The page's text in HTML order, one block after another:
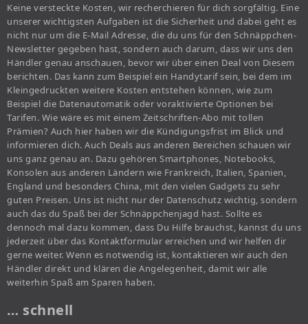
Keine versteckte Kosten, wir recherchieren für dich sorgfältig. Eine
unserer wichtigsten Aufgaben ist die Sicherheit und dabei geht es
nicht nur um die E-Mail Adresse, die du uns für den Schnäppchen-
Newsletter gegeben hast, sondern auch darum, dass wir uns den
Händler genau anschauen, bevor wir über einen Deal von Diesem
berichten. Das kann zum Beispiel ein Handytarif sein, bei dem im
Kleingedruckten weitere Kosten entstehen können, wie zum
Beispiel die Datenautomatik oder voraktivierte Optionen bei
Tarifen. Wie wäre es mit einem Zeitschriften-Abo mit tollen
Prämien? Auch hier haben wir die Kündigungsfrist im Blick und
informieren dich. Auch Deals aus anderen Bereichen schauen wir
uns ganz genau an. Dazu gehören Smartphones, Notebooks,
Konsolen aus anderen Ländern wie Frankreich, Italien, Spanien,
England und besonders China, mit den vielen Gadgets zu sehr
guten Preisen. Uns ist nicht nur der Datenschutz wichtig, sondern
auch das du Spaß bei der Schnäppchenjagd hast. Sollte es
dennoch mal dazu kommen, dass Du Hilfe brauchst, kannst du uns
jederzeit über das Kontaktformular erreichen und wir helfen dir
gerne weiter. Wenn es notwendig ist, kontaktieren wir auch den
Händler direkt und klären die Angelegenheit, damit wir alle
weiterhin Spaß am Sparen haben.
… schnell